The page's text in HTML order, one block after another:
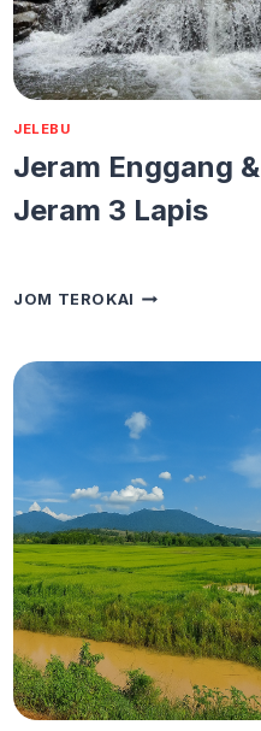
JELEBU
Jeram Enggang &
Jeram 3 Lapis
JOM TEROKAI JERAM
LAPIS